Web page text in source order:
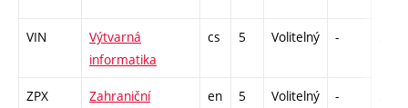
VIN
Výtvarná
informatika
cs 5 Volitelný -
ZPX
Zahraniční
en 5 Volitelný -